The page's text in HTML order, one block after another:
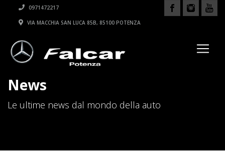
0971472217
VIA MACCHIA SAN LUCA 85B, 85100 POTENZA
News
Le ultime news dal mondo della auto